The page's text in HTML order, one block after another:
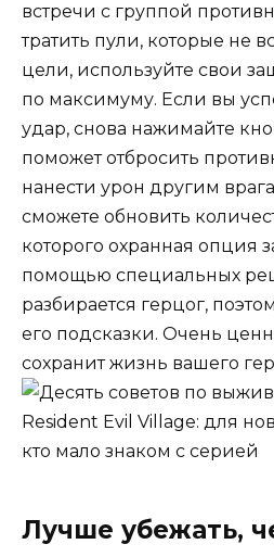
встречи с группой
тратить пули, которые не
цели, используйте свои
по максимуму. Если вы
удар, снова нажимайте
поможет отбросить
нанести урон другим
сможете обновить
которого охранная опция
помощью специальных
разбирается герцог,
его подсказки. Очень
сохранит жизнь вашего
Лучше убежать,